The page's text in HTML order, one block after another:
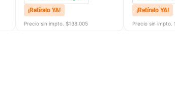
¡Retíralo YA!
Precio sin impto. $138.005
¡Retíralo YA!
Precio sin impto.